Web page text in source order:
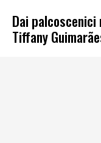
Dai
Tiffany